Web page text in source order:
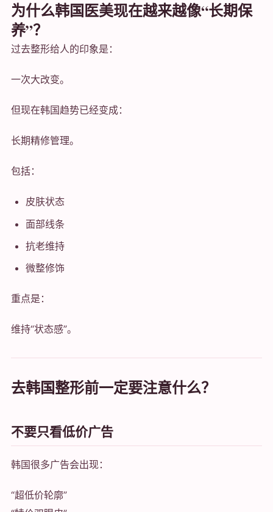
为什么韩国医美现在越来越像“长期保
养”？
过去整形给人的印象是：
一次大改变。
但现在韩国趋势已经变成：
长期精修管理。
包括：
皮肤状态
面部线条
抗老维持
微整修饰
重点是：
维持“状态感”。
去韩国整形前一定要注意什么？
不要只看低价广告
韩国很多广告会出现：
“超低价轮廓”